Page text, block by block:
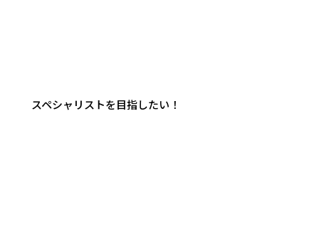
スペシャリストを目指したい！